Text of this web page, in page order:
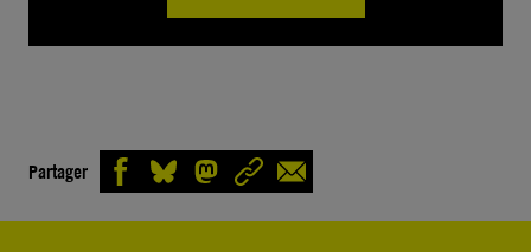
Partager